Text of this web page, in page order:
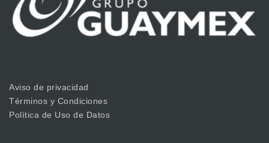
Aviso de privacidad
Términos y Condiciones
Política de Uso de Datos